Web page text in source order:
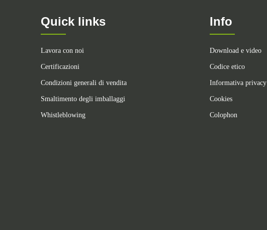
Quick links
Lavora con noi
Certificazioni
Condizioni generali di vendita
Smaltimento degli imballaggi
Whistleblowing
Info
Download e video
Codice etico
Informativa privacy
Cookies
Colophon